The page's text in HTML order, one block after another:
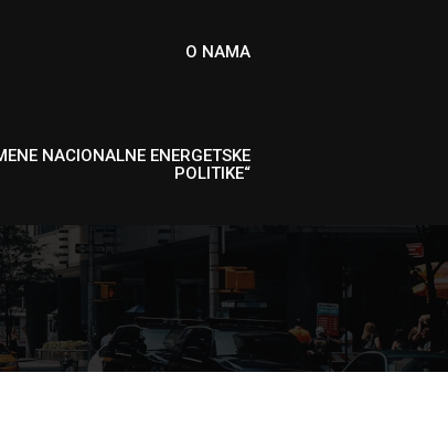
O NAMA
NACIONALNE ENERGETSKE
POLITIKE“